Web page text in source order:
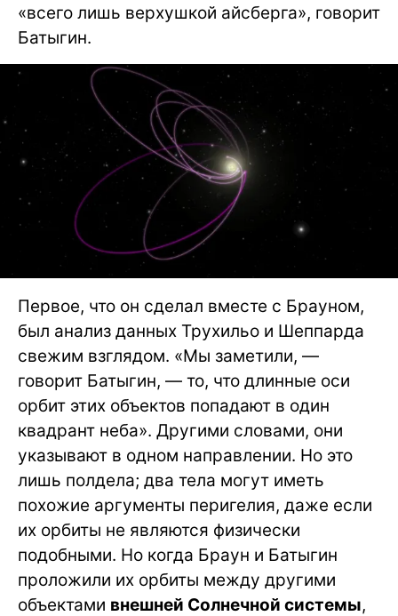
«всего лишь верхушкой айсберга», говорит
Батыгин.
Первое, что он сделал вместе с Брауном,
был анализ данных Трухильо и Шеппарда
свежим взглядом. «Мы заметили, —
говорит Батыгин, — то, что длинные оси
орбит этих объектов попадают в один
квадрант неба». Другими словами, они
указывают в одном направлении. Но это
лишь полдела; два тела могут иметь
похожие аргументы перигелия, даже если
их орбиты не являются физически
подобными. Но когда Браун и Батыгин
проложили их орбиты между другими
объектами внешней Солнечной системы,